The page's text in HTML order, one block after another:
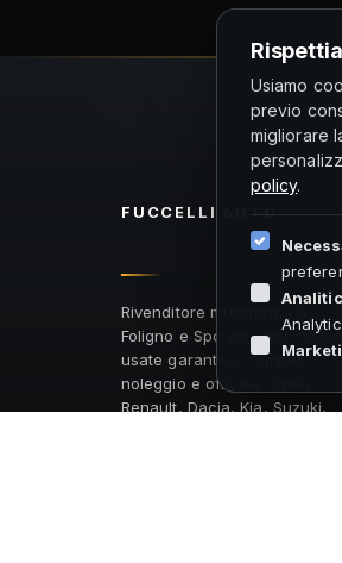
FUCCELLI AUTO
Rivenditore multimarca a
Foligno e Spoleto: auto
usate garantite, camper,
noleggio e officina. Opel,
Renault, Dacia, Kia, Suzuki,
Usiamo
previo
migliorare
policy.